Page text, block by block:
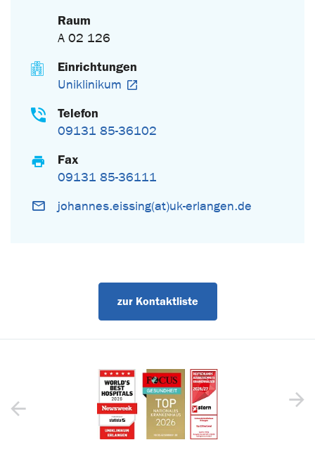
Raum
A 02 126
Einrichtungen
Uniklinikum
Telefon
09131 85-36102
Fax
09131 85-36111
johannes.eissing(at)uk-erlangen.de
zur Kontaktliste